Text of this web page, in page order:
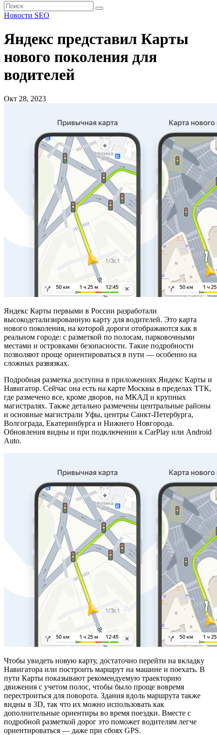
Новости SEO
Яндекс представил Карты
нового поколения для
водителей
Окт 28, 2023
Яндекс Карты первыми в России разработали
высокодетализированную карту для водителей. Это карта
нового поколения, на которой дороги отображаются как в
реальном городе: с разметкой по полосам, парковочными
местами и островками безопасности. Такие подробности
позволяют проще ориентироваться в пути — особенно на
сложных развязках.
Подробная разметка доступна в приложениях Яндекс Карты и
Навигатор. Сейчас она есть на карте Москвы в пределах ТТК,
где размечено все, кроме дворов, на МКАД и крупных
магистралях. Также детально размечены центральные районы
и основные магистрали Уфы, центры Санкт-Петербурга,
Волгограда, Екатеринбурга и Нижнего Новгорода.
Обновления видны и при подключении к CarPlay или Android
Auto.
Чтобы увидеть новую карту, достаточно перейти на вкладку
Навигатора или построить маршрут на машине и поехать. В
пути Карты показывают рекомендуемую траекторию
движения с учетом полос, чтобы было проще вовремя
перестроиться для поворота. Здания вдоль маршрута также
видны в 3D, так что их можно использовать как
дополнительные ориентиры во время поездки. Вместе с
подробной разметкой дорог это поможет водителям легче
ориентироваться — даже при сбоях GPS.